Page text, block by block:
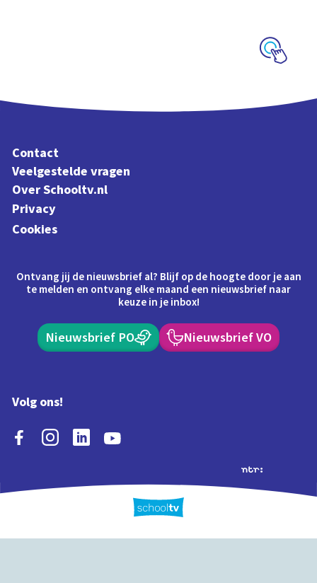
Contact
Veelgestelde vragen
Over Schooltv.nl
Privacy
Cookies
Ontvang jij de nieuwsbrief al? Blijf op de hoogte door je aan
te melden en ontvang elke maand een nieuwsbrief naar
keuze in je inbox!
Nieuwsbrief PO Nieuwsbrief VO
Volg ons!